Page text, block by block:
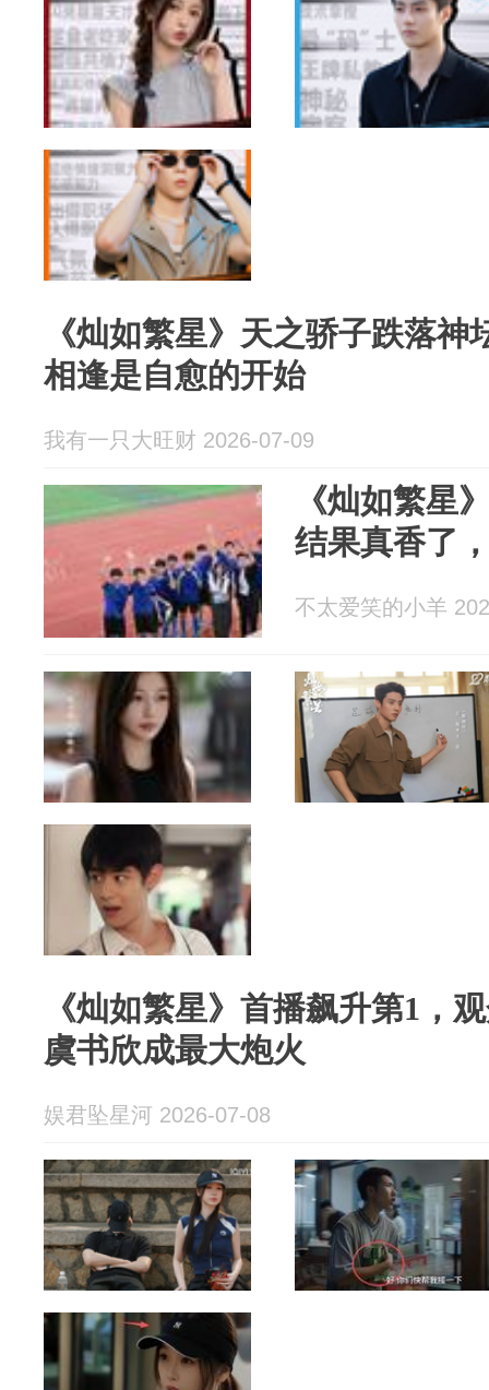
《灿如繁星》天之骄子跌落
相逢是自愈的开始
我有一只大旺财 2026-07-09
《灿如繁星
结果真香了
不太爱笑的小羊
《灿如繁星》首播飙升第1，
虞书欣成最大炮火
娱君坠星河 2026-07-08